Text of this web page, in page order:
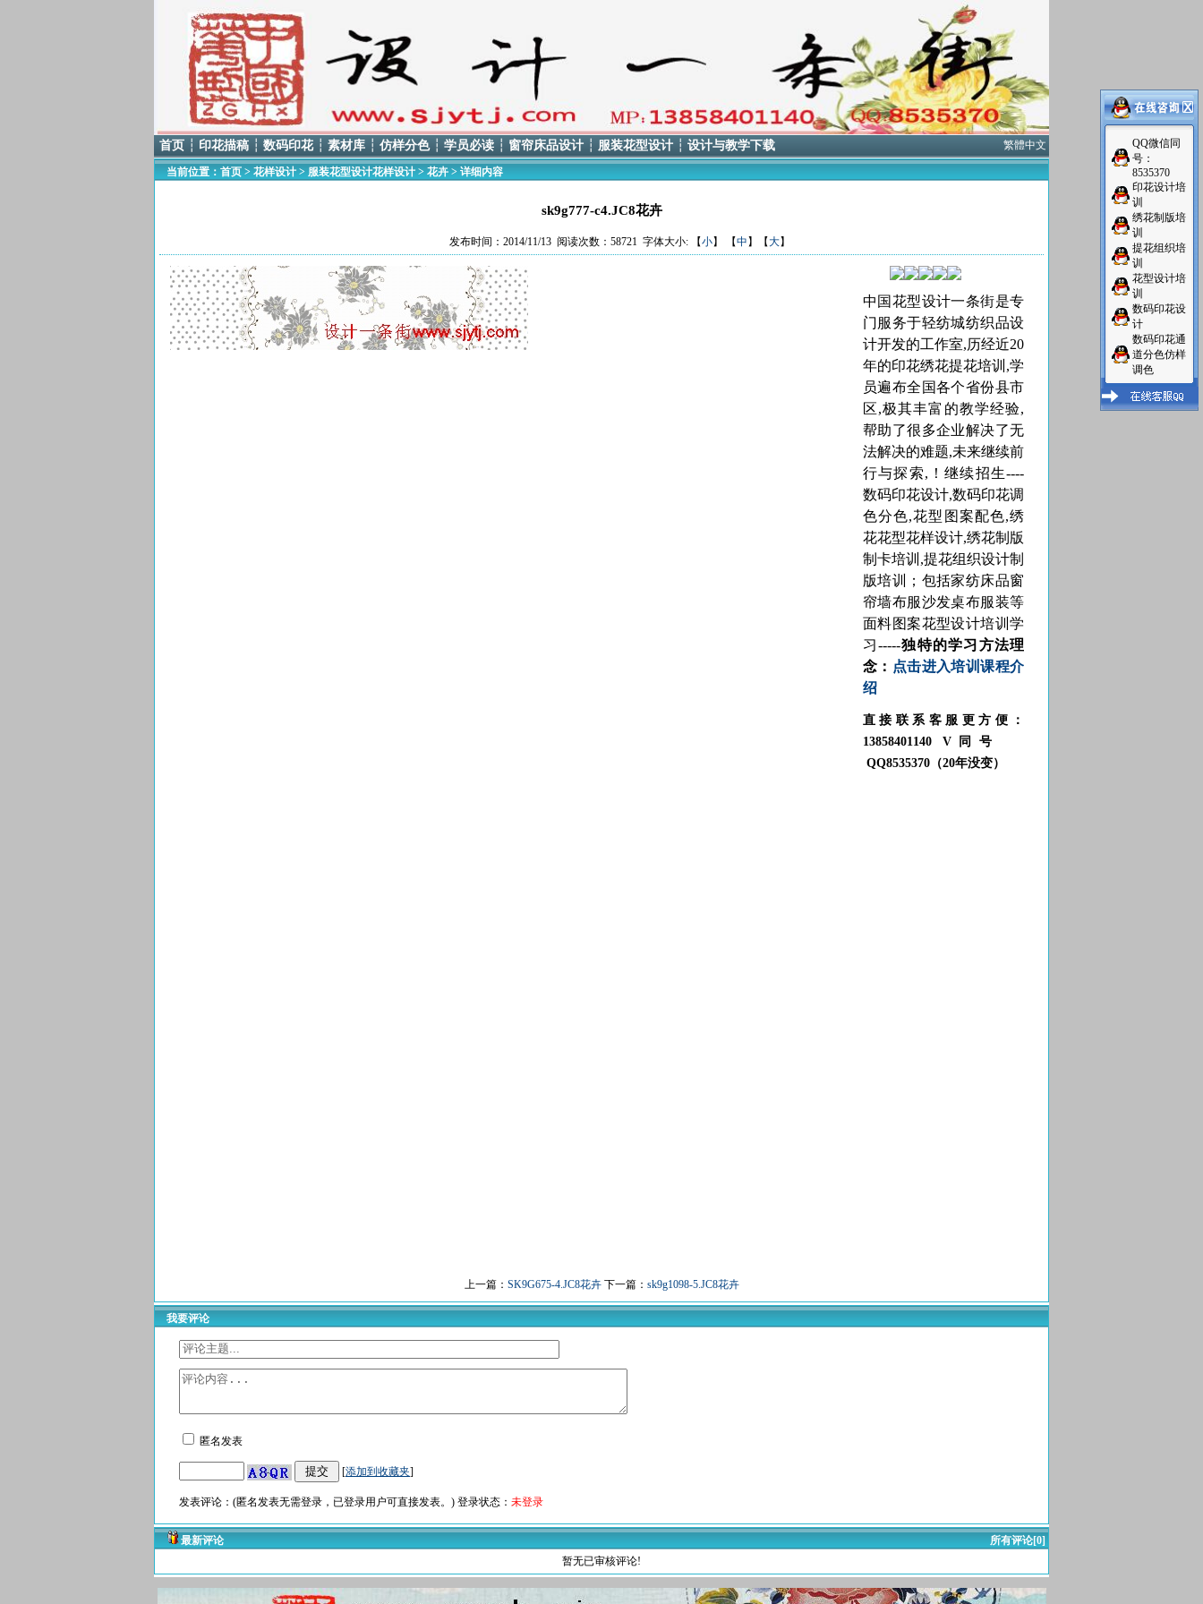
首页 ┆ 印花描稿 ┆ 数码印花 ┆ 素材库 ┆ 仿样分色 ┆ 学员必读 ┆ 窗帘床品设计 ┆ 服装花型设计 ┆ 设计与教学下载 繁體中文
当前位置： 首页 > 花样设计 > 服装花型设计花样设计 > 花卉 > 详细内容
sk9g777-c4.JC8花卉
发布时间：2014/11/13 阅读次数：58721 字体大小: 【小】 【中 】【大】
中国花型设计一条街是专
门服务于轻纺城纺织品设
计开发的工作室,历经近20
年的印花绣花提花培训,学
员遍布全国各个省份县市
区,极其丰富的教学经验,
帮助了很多企业解决了无
法解决的难题,未来继续前
行与探索,！继续招生----
数码印花设计,数码印花调
色分色,花型图案配色,绣
花花型花样设计,绣花制版
制卡培训,提花组织设计制
版培训；包括家纺床品窗
帘墙布服沙发桌布服装等
面料图案花型设计培训学
习-----独特的学习方法理
念： 点击进入培训课程介
绍
直接联系客服更方便：
13858401140 V同号
QQ8535370（20年没变）
上一篇： SK9G675-4.JC8花卉下一篇： sk9g1098-5.JC8花卉
我要评论
匿名发表
[添加到收藏夹]
发表评论：(匿名发表无需登录，已登录用户可直接发表。) 登录状态： 未登录
最新评论
所有评论[0]
暂无已审核评论!
QQ微信同
号：
8535370
印花设计培
训
绣花制版培
训
提花组织培
训
花型设计培
训
数码印花设
计
数码印花通
道分色仿样
调色